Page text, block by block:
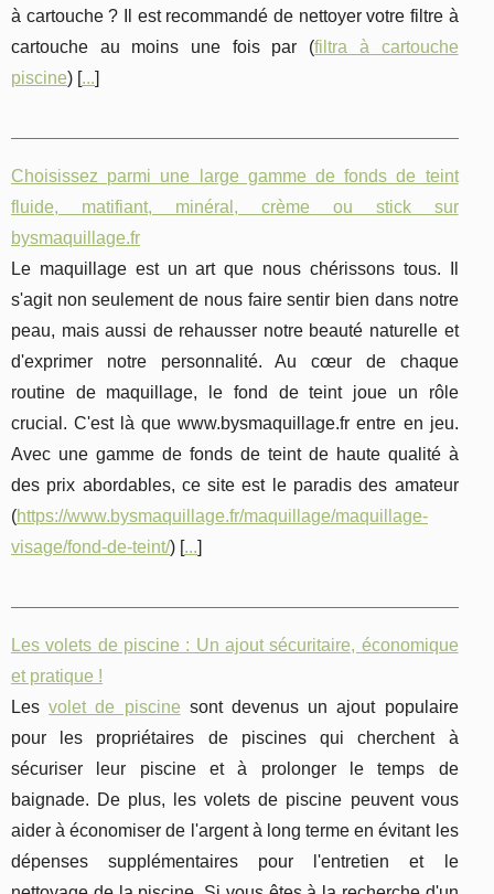
à cartouche ? Il est recommandé de nettoyer votre filtre à
cartouche au moins une fois par (filtra à cartouche
piscine) [...]
Choisissez parmi une large gamme de fonds de teint
fluide, matifiant, minéral, crème ou stick sur
bysmaquillage.fr
Le maquillage est un art que nous chérissons tous. Il
s'agit non seulement de nous faire sentir bien dans notre
peau, mais aussi de rehausser notre beauté naturelle et
d'exprimer notre personnalité. Au cœur de chaque
routine de maquillage, le fond de teint joue un rôle
crucial. C'est là que www.bysmaquillage.fr entre en jeu.
Avec une gamme de fonds de teint de haute qualité à
des prix abordables, ce site est le paradis des amateur
(https://www.bysmaquillage.fr/maquillage/maquillage-
visage/fond-de-teint/) [...]
Les volets de piscine : Un ajout sécuritaire, économique
et pratique !
Lesvolet de piscine sont devenus un ajout populaire
pour les propriétaires de piscines qui cherchent à
sécuriser leur piscine et à prolonger le temps de
baignade. De plus, les volets de piscine peuvent vous
aider à économiser de l'argent à long terme en évitant les
dépenses supplémentaires pour l'entretien et le